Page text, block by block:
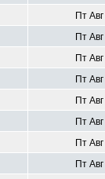
Пт
Пт
Пт
Пт
Пт
Пт
Пт
Пт